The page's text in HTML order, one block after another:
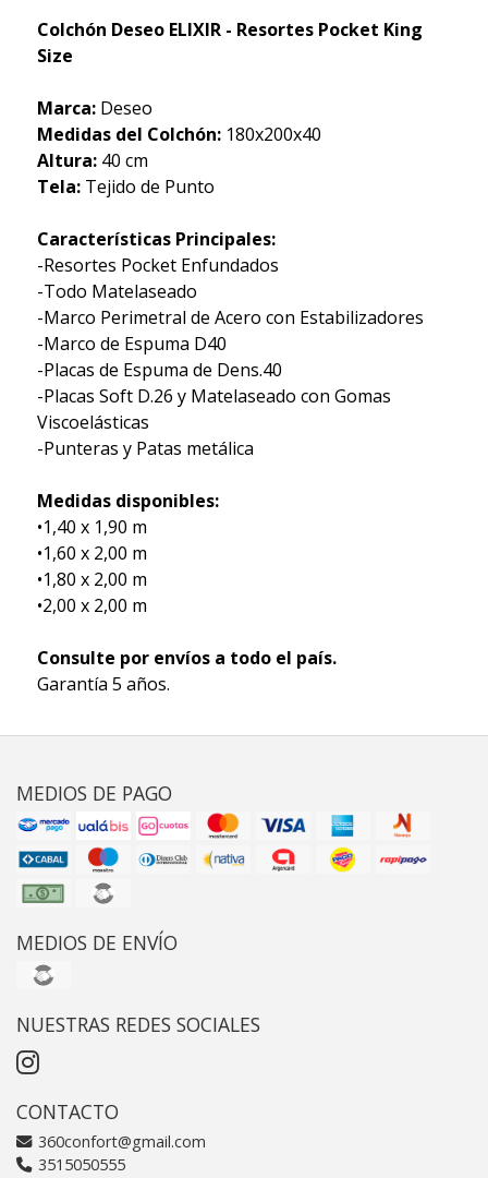
Colchón Deseo ELIXIR - Resortes Pocket King
Size
Marca:Deseo
Medidas del Colchón: 180x200x40
Altura:40 cm
Tela:Tejido de Punto
Características Principales:
-Resortes Pocket Enfundados
-Todo Matelaseado
-Marco Perimetral de Acero con Estabilizadores
-Marco de Espuma D40
-Placas de Espuma de Dens.40
-Placas Soft D.26 y Matelaseado con Gomas
Viscoelásticas
-Punteras y Patas metálica
Medidas disponibles:
•1,40 x 1,90 m
•1,60 x 2,00 m
•1,80 x 2,00 m
•2,00 x 2,00 m
Consulte por envíos a todo el país.
Garantía 5 años.
MEDIOS DE PAGO
MEDIOS DE ENVÍO
NUESTRAS REDES SOCIALES
CONTACTO
360confort@gmail.com
3515050555